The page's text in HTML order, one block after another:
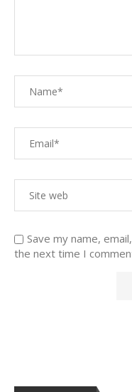
Save my name,
the next time I